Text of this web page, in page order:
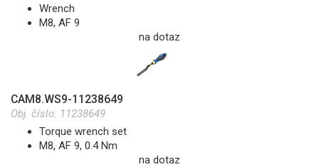
Wrench
M8, AF 9
na dotaz
CAM8.WS9-11238649
Obj. číslo: 11238649
Torque wrench set
M8, AF 9, 0.4 Nm
na dotaz